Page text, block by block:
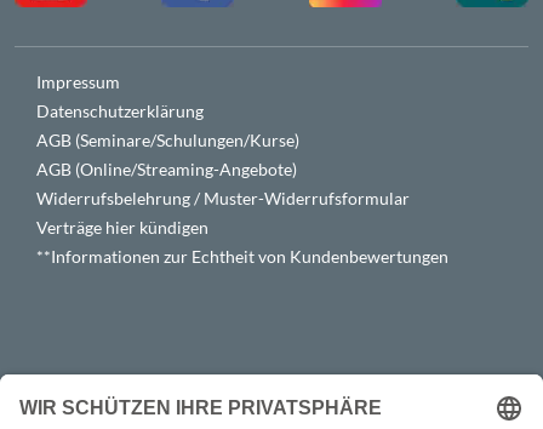
Impressum
Datenschutzerklärung
AGB (Seminare/Schulungen/Kurse)
AGB (Online/Streaming-Angebote)
Widerrufsbelehrung / Muster-Widerrufsformular
Verträge hier kündigen
**Informationen zur Echtheit von Kundenbewertungen